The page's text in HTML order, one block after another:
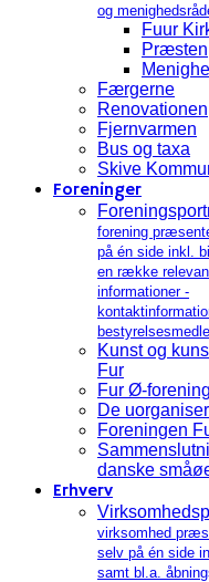
og
Fuur
Præsten
Færgerne
Renovationen
Fjernvarmen
Bus og taxa
Skive
Foreninger
forening
på én side inkl.
en række
informationer -
Kunst og
Fur
Fur Ø-forening
De
Foreningen
danske
Erhverv
virksomhed
selv på én side
samt bl.a.